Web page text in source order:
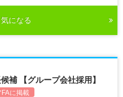
気になる
補 【グループ会社採用】
FAに掲載